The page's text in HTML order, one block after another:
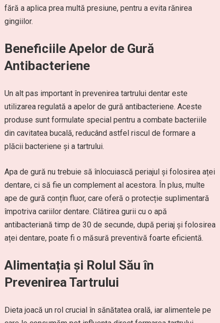
fără a aplica prea multă presiune, pentru a evita rănirea
gingiilor.
Beneficiile Apelor de Gură
Antibacteriene
Un alt pas important în prevenirea tartrului dentar este
utilizarea regulată a apelor de gură antibacteriene. Aceste
produse sunt formulate special pentru a combate bacteriile
din cavitatea bucală, reducând astfel riscul de formare a
plăcii bacteriene și a tartrului.
Apa de gură nu trebuie să înlocuiască periajul și folosirea aței
dentare, ci să fie un complement al acestora. În plus, multe
ape de gură conțin fluor, care oferă o protecție suplimentară
împotriva cariilor dentare. Clătirea gurii cu o apă
antibacteriană timp de 30 de secunde, după periaj și folosirea
aței dentare, poate fi o măsură preventivă foarte eficientă.
Alimentația și Rolul Său în
Prevenirea Tartrului
Dieta joacă un rol crucial în sănătatea orală, iar alimentele pe